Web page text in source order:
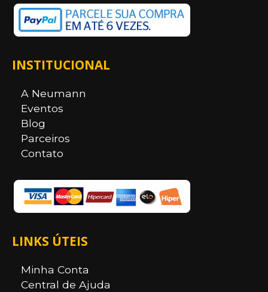
INSTITUCIONAL
A Neumann
Eventos
Blog
Parceiros
Contato
LINKS ÚTEIS
Minha Conta
Central de Ajuda